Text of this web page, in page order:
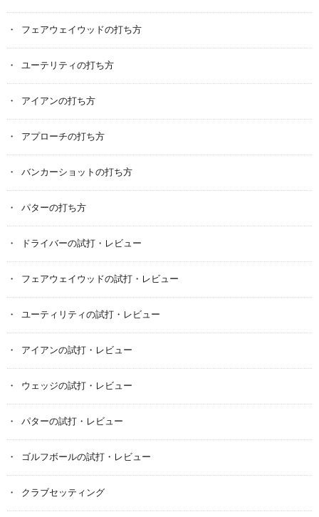
フェアウェイウッドの打ち方
ユーテリティの打ち方
アイアンの打ち方
アプローチの打ち方
バンカーショットの打ち方
パターの打ち方
ドライバーの試打・レビュー
フェアウェイウッドの試打・レビュー
ユーティリティの試打・レビュー
アイアンの試打・レビュー
ウェッジの試打・レビュー
パターの試打・レビュー
ゴルフボールの試打・レビュー
クラブセッティング